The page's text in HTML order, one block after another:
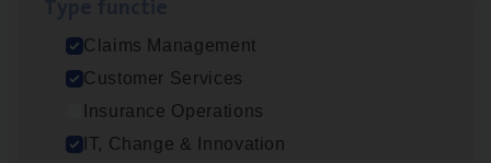
Claims Management
Customer Services
Insurance Operations
IT, Change & Innovation
Claims­hand­ler Fleet&
Claims Management
Antwerpen